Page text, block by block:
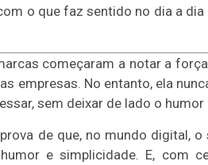
o que faz sentido no dia a
começaram a notar a
empresas. No entanto, ela
sem deixar de lado o humor
de que, no mundo digital,
e simplicidade. E, com